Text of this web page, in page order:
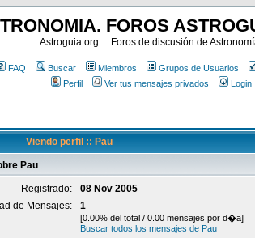
FOROS
Astroguia.org .:. Foros de discusión de
FAQ Buscar Miembros Grupos de Usuarios
Perfil
Ver tus mensajes privados Login
Viendo perfil :: Pau
Pau
Registrado:
08 Nov 2005
de Mensajes:
1
[0.00% del total / 0.00 mensajes por d�a]
Buscar todos los mensajes de Pau